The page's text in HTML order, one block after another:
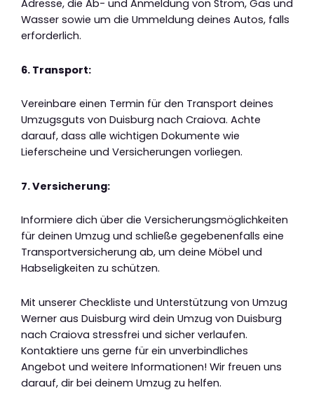
Adresse, die Ab- und Anmeldung von Strom, Gas und
Wasser sowie um die Ummeldung deines Autos, falls
erforderlich.
6. Transport:
Vereinbare einen Termin für den Transport deines
Umzugsguts von Duisburg nach Craiova. Achte
darauf, dass alle wichtigen Dokumente wie
Lieferscheine und Versicherungen vorliegen.
7. Versicherung:
Informiere dich über die Versicherungsmöglichkeiten
für deinen Umzug und schließe gegebenenfalls eine
Transportversicherung ab, um deine Möbel und
Habseligkeiten zu schützen.
Mit unserer Checkliste und Unterstützung von Umzug
Werner aus Duisburg wird dein Umzug von Duisburg
nach Craiova stressfrei und sicher verlaufen.
Kontaktiere uns gerne für ein unverbindliches
Angebot und weitere Informationen! Wir freuen uns
darauf, dir bei deinem Umzug zu helfen.